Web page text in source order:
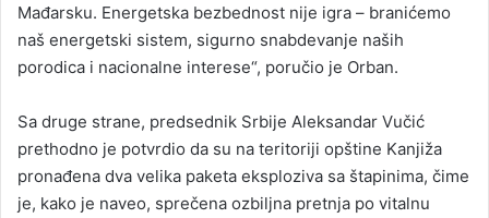
Mađarsku. Energetska bezbednost nije igra – branićemo
naš energetski sistem, sigurno snabdevanje naših
porodica i nacionalne interese“, poručio je Orban.
Sa druge strane, predsednik Srbije Aleksandar Vučić
prethodno je potvrdio da su na teritoriji opštine Kanjiža
pronađena dva velika paketa eksploziva sa štapinima, čime
je, kako je naveo, sprečena ozbiljna pretnja po vitalnu